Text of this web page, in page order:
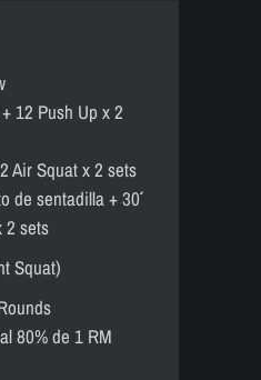
12 Push Up x 2
Air Squat x 2 sets
de sentadilla + 30´´
2 sets
Squat)
80% de 1 RM